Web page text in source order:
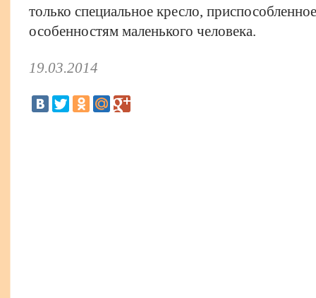
только специальное кресло,
особенностям маленького человека.
19.03.2014